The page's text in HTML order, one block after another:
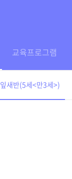
교육프로그램
잎새반(5세<만3세>)